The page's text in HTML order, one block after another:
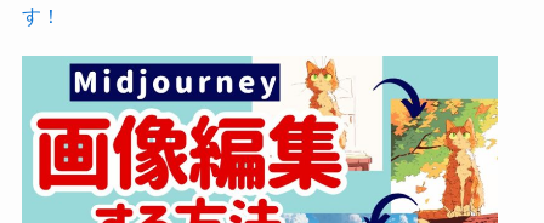
す！